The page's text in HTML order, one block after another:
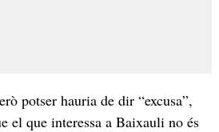
potser hauria de dir “excusa”,
el que interessa a Baixauli no és